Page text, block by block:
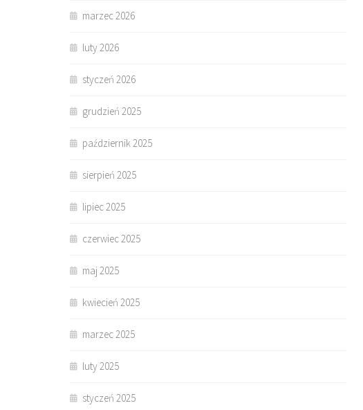
marzec 2026
luty 2026
styczeń 2026
grudzień 2025
październik 2025
sierpień 2025
lipiec 2025
czerwiec 2025
maj 2025
kwiecień 2025
marzec 2025
luty 2025
styczeń 2025